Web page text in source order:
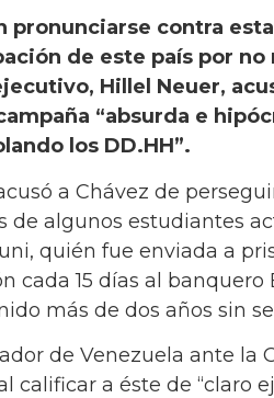
pronunciarse contra
de este país por
Hillel Neuer,
“absurda e
los DD.HH”.
a Chávez de
algunos estudiantes
quién fue enviada a
cada 15 días al banquero
más de dos años sin
de Venezuela ante la
calificar a éste de “claro